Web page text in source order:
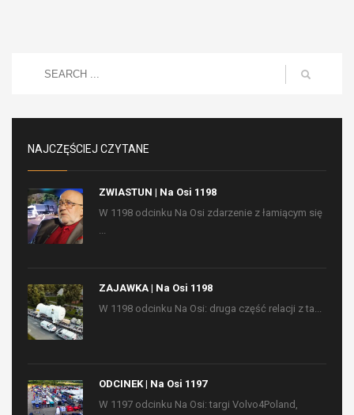
NAJCZĘŚCIEJ CZYTANE
ZWIASTUN | Na Osi 1198
W 1198 odcinku Na Osi zdarzenie z łamiącym się
...
ZAJAWKA | Na Osi 1198
W 1198 odcinku Na Osi: druga część relacji z ta...
ODCINEK | Na Osi 1197
W 1197 odcinku Na Osi: targi Volvo4Poland,